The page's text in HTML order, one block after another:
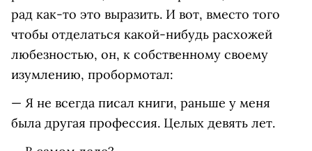
рад как-то это выразить. И вот, вместо того
чтобы отделаться какой-нибудь расхожей
любезностью, он, к собственному своему
изумлению, пробормотал:
— Я не всегда писал книги, раньше у меня
была другая профессия. Целых девять лет.